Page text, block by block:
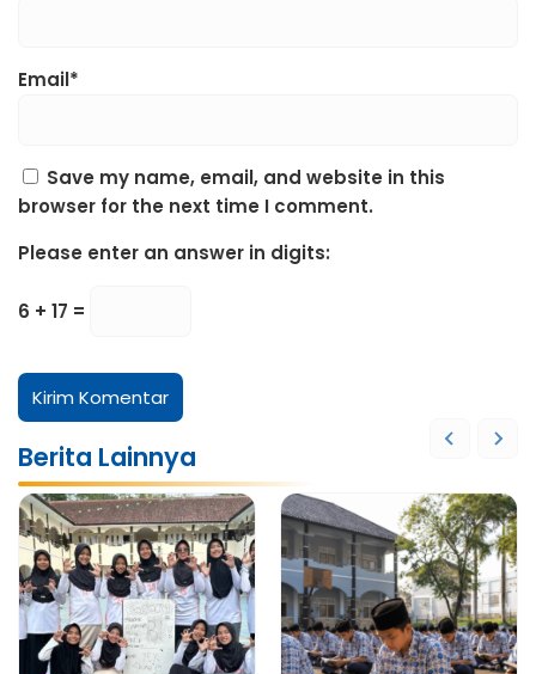
Email*
Save my name, email, and website in this
browser for the next time I comment.
Please enter an answer in digits:
6 + 17 =
Berita Lainnya